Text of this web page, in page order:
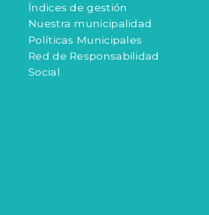
Índices de gestión
Nuestra municipalidad
Políticas Municipales
Red de Responsabilidad
Social